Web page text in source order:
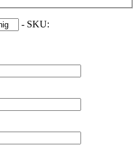
- SKU: